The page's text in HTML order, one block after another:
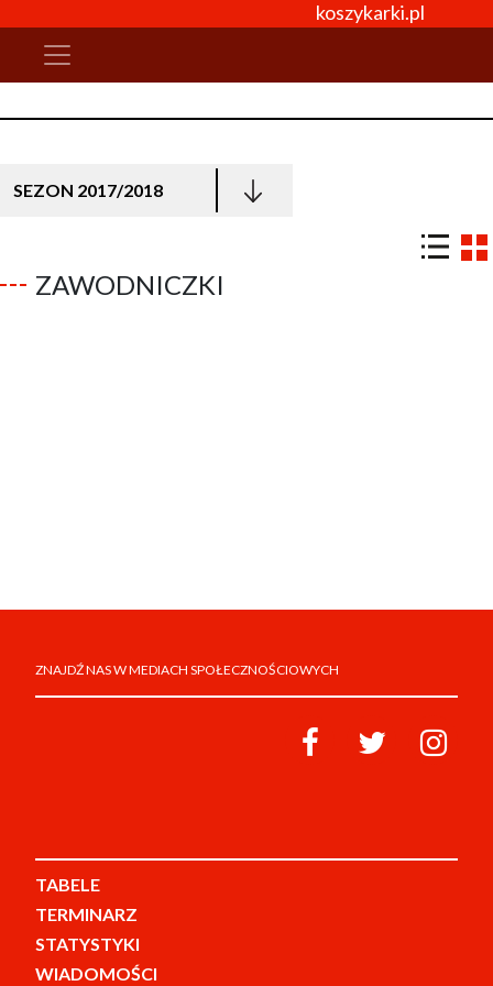
koszykarki.pl
SEZON 2017/2018
ZAWODNICZKI
ZNAJDŹ NAS W MEDIACH SPOŁECZNOŚCIOWYCH
TABELE
TERMINARZ
STATYSTYKI
WIADOMOŚCI